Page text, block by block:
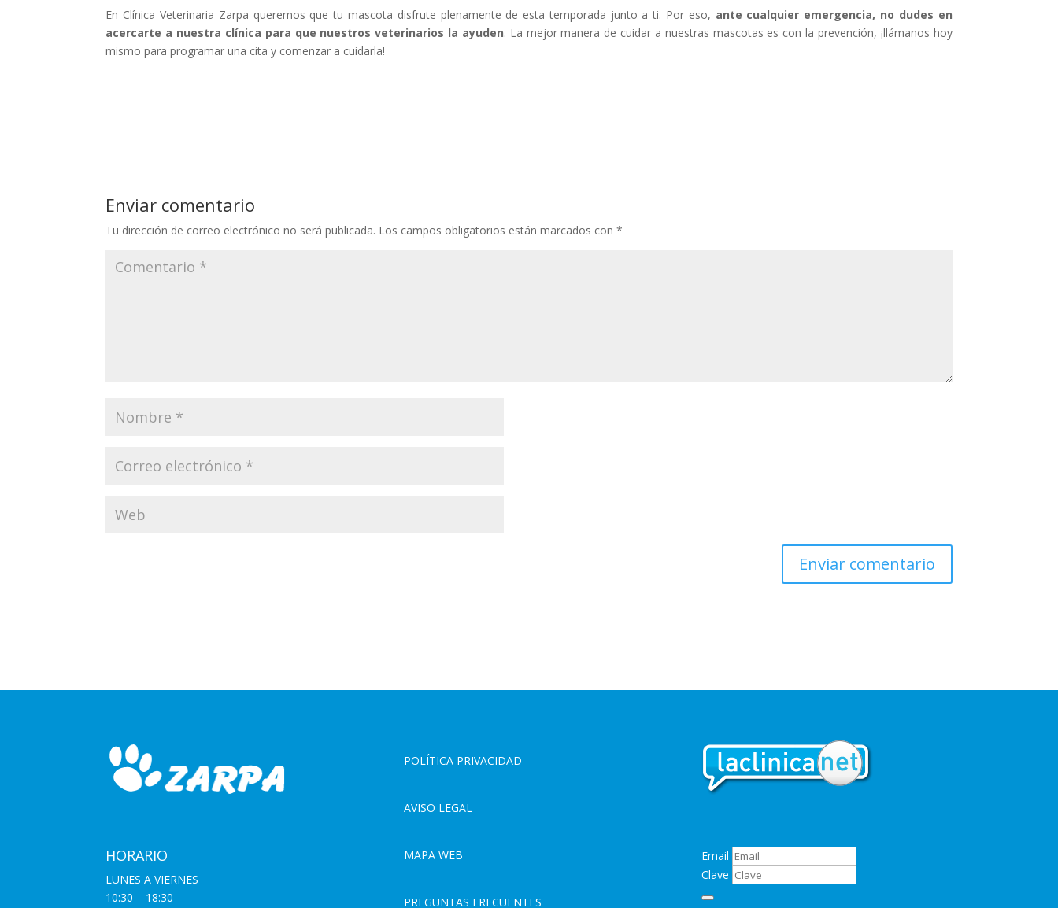
En Clínica Veterinaria Zarpa queremos que tu mascota disfrute plenamente de esta temporada junto a ti. Por eso, ante cualquier emergencia, no dudes en
acercarte a nuestra clínica para que nuestros veterinarios la ayuden. La mejor manera de cuidar a nuestras mascotas es con la prevención, ¡llámanos hoy
mismo para programar una cita y comenzar a cuidarla!
Enviar comentario
Tu dirección de correo electrónico no será publicada. Los campos obligatorios están marcados con*
HORARIO
LUNES A VIERNES
10:30 – 18:30
POLÍTICA PRIVACIDAD
AVISO LEGAL
MAPA WEB
PREGUNTAS FRECUENTES
Email
Clave